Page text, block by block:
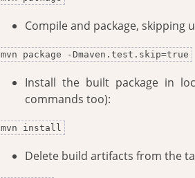
Compile and package, skipping
mvn package -Dmaven.test.skip=true
Install the built package in
commands too):
mvn install
Delete build artifacts from the